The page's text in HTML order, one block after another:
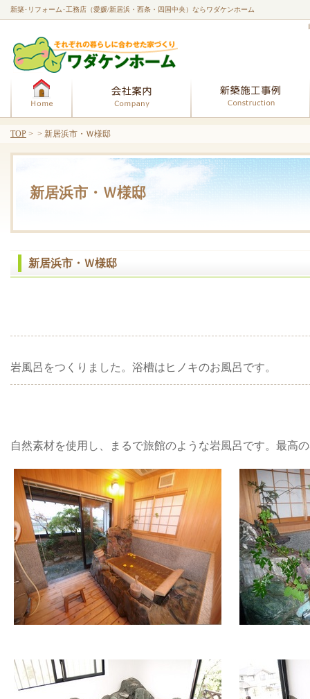
新居浜市・Ｗ様邸
新築･リフォーム･工務店（愛媛/新居浜・西条・四国中央）ならワダケンホーム
新居浜市・Ｗ様邸
岩風呂をつくりました。浴槽はヒノキのお風呂です。
自然素材を使用し、まるで旅館のような岩風呂です。最高
TOP > > 新居浜市・Ｗ様邸